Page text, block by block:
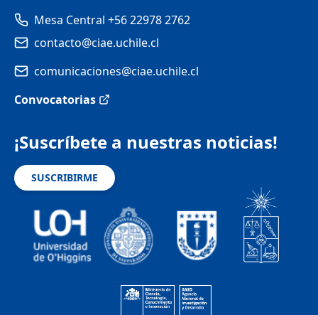
Mesa Central +56 22978 2762
contacto@ciae.uchile.cl
comunicaciones@ciae.uchile.cl
Convocatorias
¡Suscríbete a nuestras noticias!
SUSCRIBIRME